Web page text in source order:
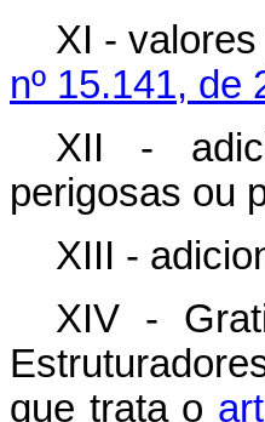
XI -
nº 15.141, de
XII -
perigosas ou
XIII -
XIV -
que trata o